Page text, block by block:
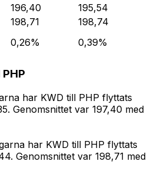
196,40
195,54
198,71
198,74
0,26% 0,39%
har KWD till PHP flyttats
Genomsnittet var 197,40 med
har KWD till PHP flyttats
Genomsnittet var 198,71 med